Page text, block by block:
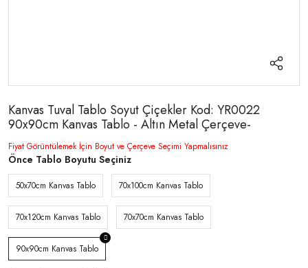
Kanvas Tuval Tablo Soyut Çiçekler Kod: YR0022
90x90cm Kanvas Tablo - Altın Metal Çerçeve-
Fiyat Görüntülemek İçin Boyut ve Çerçeve Seçimi Yapmalısınız
Önce Tablo Boyutu Seçiniz
50x70cm Kanvas Tablo 70x100cm Kanvas Tablo
70x120cm Kanvas Tablo 70x70cm Kanvas Tablo
90x90cm Kanvas Tablo